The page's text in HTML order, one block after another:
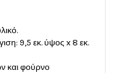
9,5 εκ. ύψος x 8 εκ.
και φούρνο